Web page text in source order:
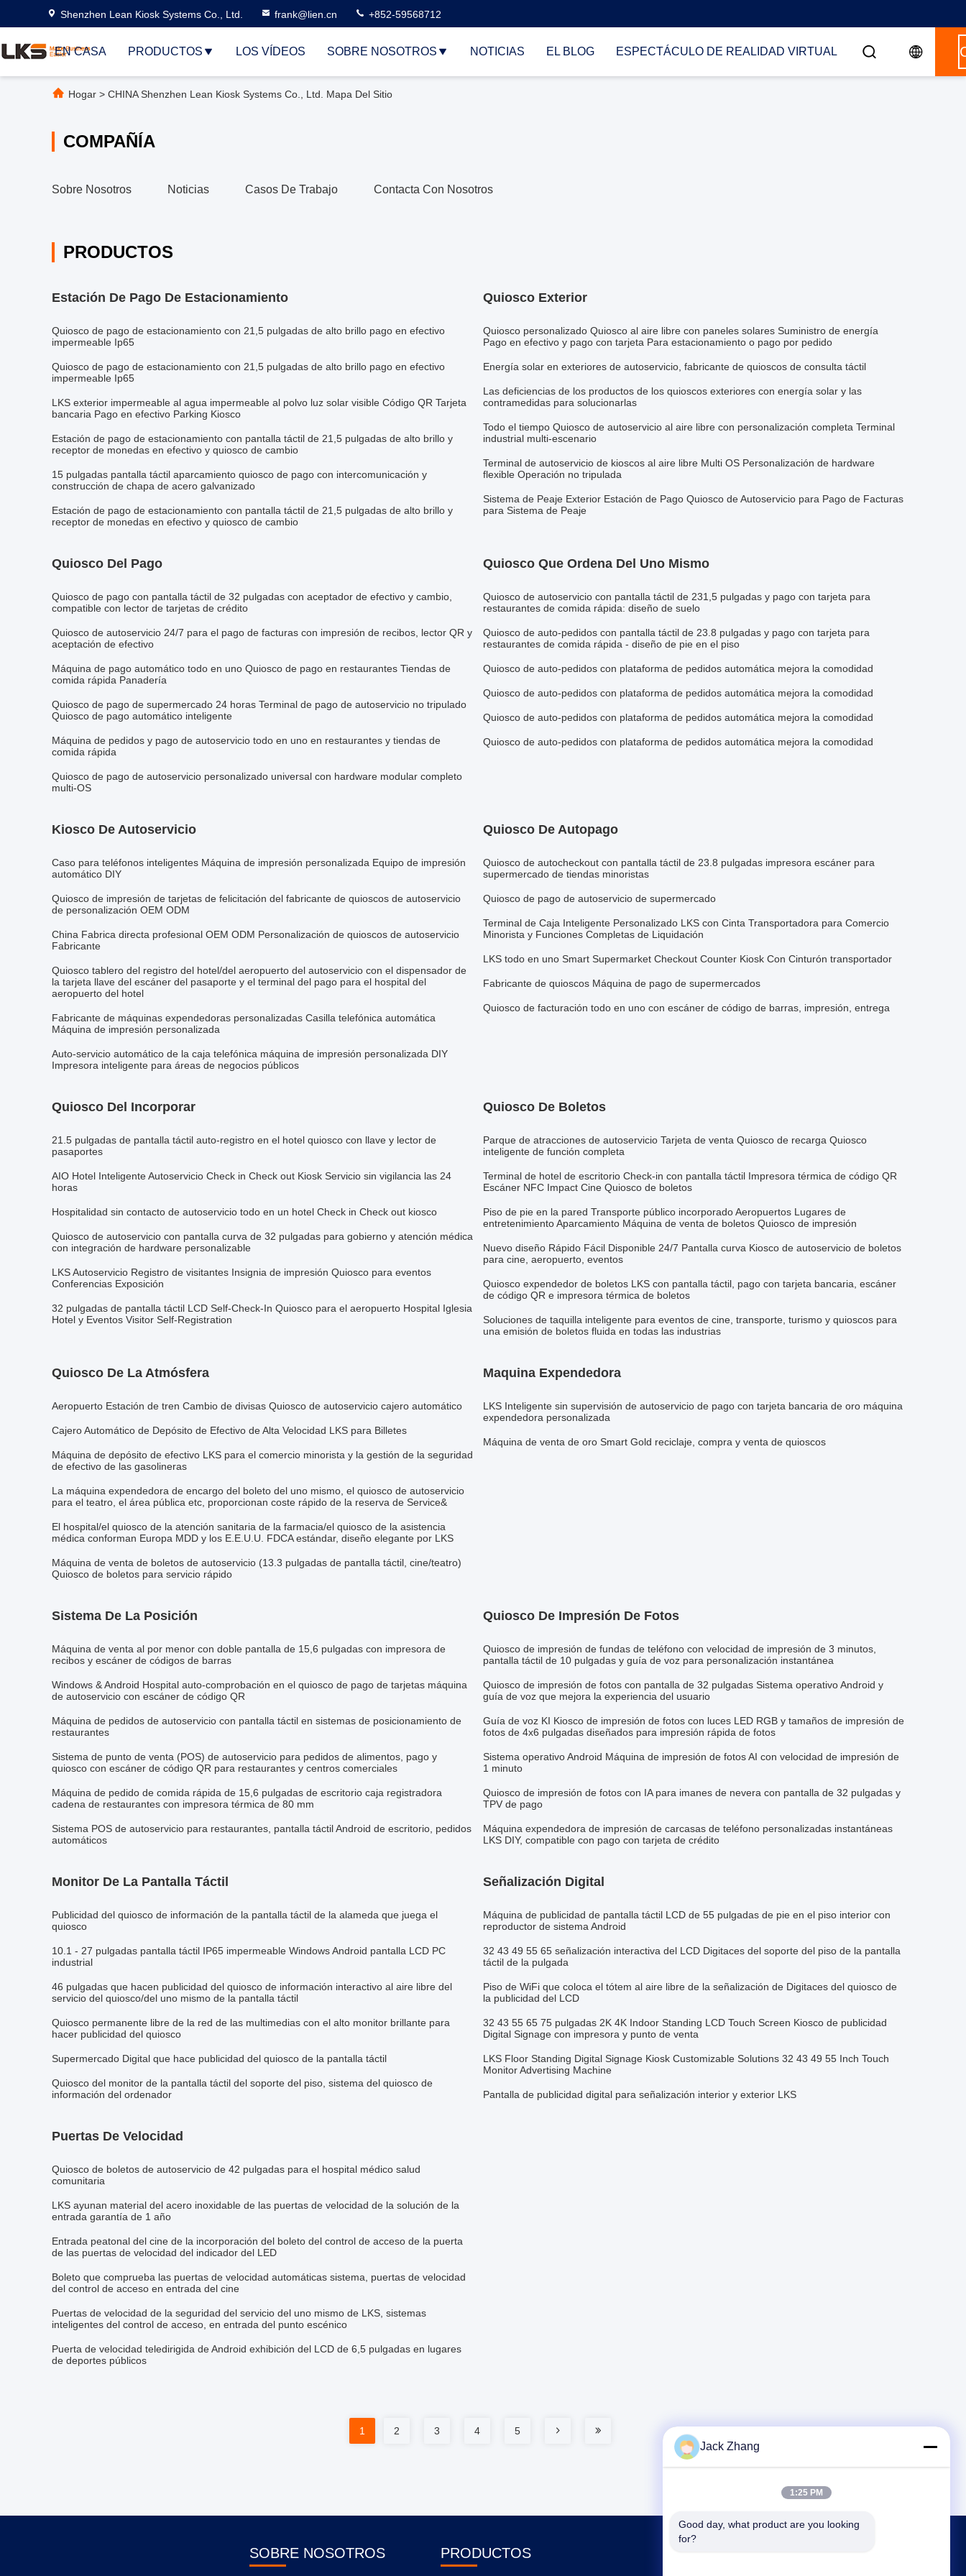
Shenzhen Lean Kiosk Systems Co., Ltd. frank@lien.cn +852-59568712
EN CASA PRODUCTOS LOS VÍDEOS SOBRE NOSOTROS NOTICIAS EL BLOG ESPECTÁCULO DE REALIDAD VIRTUAL
Hogar > CHINA Shenzhen Lean Kiosk Systems Co., Ltd. Mapa Del Sitio
COMPAÑÍA
Sobre Nosotros Noticias Casos De Trabajo Contacta Con Nosotros
PRODUCTOS
Estación De Pago De Estacionamiento
Quiosco de pago de estacionamiento con 21,5 pulgadas de alto brillo pago en efectivo
impermeable Ip65
Quiosco de pago de estacionamiento con 21,5 pulgadas de alto brillo pago en efectivo
impermeable Ip65
LKS exterior impermeable al agua impermeable al polvo luz solar visible Código QR Tarjeta
bancaria Pago en efectivo Parking Kiosco
Estación de pago de estacionamiento con pantalla táctil de 21,5 pulgadas de alto brillo y
receptor de monedas en efectivo y quiosco de cambio
15 pulgadas pantalla táctil aparcamiento quiosco de pago con intercomunicación y
construcción de chapa de acero galvanizado
Estación de pago de estacionamiento con pantalla táctil de 21,5 pulgadas de alto brillo y
receptor de monedas en efectivo y quiosco de cambio
Quiosco Exterior
Quiosco personalizado Quiosco al aire libre con paneles solares Suministro de energía
Pago en efectivo y pago con tarjeta Para estacionamiento o pago por pedido
Energía solar en exteriores de autoservicio, fabricante de quioscos de consulta táctil
Las deficiencias de los productos de los quioscos exteriores con energía solar y las
contramedidas para solucionarlas
Todo el tiempo Quiosco de autoservicio al aire libre con personalización completa Terminal
industrial multi-escenario
Terminal de autoservicio de kioscos al aire libre Multi OS Personalización de hardware
flexible Operación no tripulada
Sistema de Peaje Exterior Estación de Pago Quiosco de Autoservicio para Pago de Facturas
para Sistema de Peaje
Quiosco Del Pago
Quiosco de pago con pantalla táctil de 32 pulgadas con aceptador de efectivo y cambio,
compatible con lector de tarjetas de crédito
Quiosco de autoservicio 24/7 para el pago de facturas con impresión de recibos, lector QR y
aceptación de efectivo
Máquina de pago automático todo en uno Quiosco de pago en restaurantes Tiendas de
comida rápida Panadería
Quiosco de pago de supermercado 24 horas Terminal de pago de autoservicio no tripulado
Quiosco de pago automático inteligente
Máquina de pedidos y pago de autoservicio todo en uno en restaurantes y tiendas de
comida rápida
Quiosco de pago de autoservicio personalizado universal con hardware modular completo
multi-OS
Quiosco Que Ordena Del Uno Mismo
Quiosco de autoservicio con pantalla táctil de 231,5 pulgadas y pago con tarjeta para
restaurantes de comida rápida: diseño de suelo
Quiosco de auto-pedidos con pantalla táctil de 23.8 pulgadas y pago con tarjeta para
restaurantes de comida rápida - diseño de pie en el piso
Quiosco de auto-pedidos con plataforma de pedidos automática mejora la comodidad
Quiosco de auto-pedidos con plataforma de pedidos automática mejora la comodidad
Quiosco de auto-pedidos con plataforma de pedidos automática mejora la comodidad
Quiosco de auto-pedidos con plataforma de pedidos automática mejora la comodidad
Kiosco De Autoservicio
Caso para teléfonos inteligentes Máquina de impresión personalizada Equipo de impresión
automático DIY
Quiosco de impresión de tarjetas de felicitación del fabricante de quioscos de autoservicio
de personalización OEM ODM
China Fabrica directa profesional OEM ODM Personalización de quioscos de autoservicio
Fabricante
Quiosco tablero del registro del hotel/del aeropuerto del autoservicio con el dispensador de
la tarjeta llave del escáner del pasaporte y el terminal del pago para el hospital del
aeropuerto del hotel
Fabricante de máquinas expendedoras personalizadas Casilla telefónica automática
Máquina de impresión personalizada
Auto-servicio automático de la caja telefónica máquina de impresión personalizada DIY
Impresora inteligente para áreas de negocios públicos
Quiosco De Autopago
Quiosco de autocheckout con pantalla táctil de 23.8 pulgadas impresora escáner para
supermercado de tiendas minoristas
Quiosco de pago de autoservicio de supermercado
Terminal de Caja Inteligente Personalizado LKS con Cinta Transportadora para Comercio
Minorista y Funciones Completas de Liquidación
LKS todo en uno Smart Supermarket Checkout Counter Kiosk Con Cinturón transportador
Fabricante de quioscos Máquina de pago de supermercados
Quiosco de facturación todo en uno con escáner de código de barras, impresión, entrega
Quiosco Del Incorporar
21.5 pulgadas de pantalla táctil auto-registro en el hotel quiosco con llave y lector de
pasaportes
AIO Hotel Inteligente Autoservicio Check in Check out Kiosk Servicio sin vigilancia las 24
horas
Hospitalidad sin contacto de autoservicio todo en un hotel Check in Check out kiosco
Quiosco de autoservicio con pantalla curva de 32 pulgadas para gobierno y atención médica
con integración de hardware personalizable
LKS Autoservicio Registro de visitantes Insignia de impresión Quiosco para eventos
Conferencias Exposición
32 pulgadas de pantalla táctil LCD Self-Check-In Quiosco para el aeropuerto Hospital Iglesia
Hotel y Eventos Visitor Self-Registration
Quiosco De Boletos
Parque de atracciones de autoservicio Tarjeta de venta Quiosco de recarga Quiosco
inteligente de función completa
Terminal de hotel de escritorio Check-in con pantalla táctil Impresora térmica de código QR
Escáner NFC Impact Cine Quiosco de boletos
Piso de pie en la pared Transporte público incorporado Aeropuertos Lugares de
entretenimiento Aparcamiento Máquina de venta de boletos Quiosco de impresión
Nuevo diseño Rápido Fácil Disponible 24/7 Pantalla curva Kiosco de autoservicio de boletos
para cine, aeropuerto, eventos
Quiosco expendedor de boletos LKS con pantalla táctil, pago con tarjeta bancaria, escáner
de código QR e impresora térmica de boletos
Soluciones de taquilla inteligente para eventos de cine, transporte, turismo y quioscos para
una emisión de boletos fluida en todas las industrias
Quiosco De La Atmósfera
Aeropuerto Estación de tren Cambio de divisas Quiosco de autoservicio cajero automático
Cajero Automático de Depósito de Efectivo de Alta Velocidad LKS para Billetes
Máquina de depósito de efectivo LKS para el comercio minorista y la gestión de la seguridad
de efectivo de las gasolineras
La máquina expendedora de encargo del boleto del uno mismo, el quiosco de autoservicio
para el teatro, el área pública etc, proporcionan coste rápido de la reserva de Service&
El hospital/el quiosco de la atención sanitaria de la farmacia/el quiosco de la asistencia
médica conforman Europa MDD y los E.E.U.U. FDCA estándar, diseño elegante por LKS
Máquina de venta de boletos de autoservicio (13.3 pulgadas de pantalla táctil, cine/teatro)
Quiosco de boletos para servicio rápido
Maquina Expendedora
LKS Inteligente sin supervisión de autoservicio de pago con tarjeta bancaria de oro máquina
expendedora personalizada
Máquina de venta de oro Smart Gold reciclaje, compra y venta de quioscos
Sistema De La Posición
Máquina de venta al por menor con doble pantalla de 15,6 pulgadas con impresora de
recibos y escáner de códigos de barras
Windows & Android Hospital auto-comprobación en el quiosco de pago de tarjetas máquina
de autoservicio con escáner de código QR
Máquina de pedidos de autoservicio con pantalla táctil en sistemas de posicionamiento de
restaurantes
Sistema de punto de venta (POS) de autoservicio para pedidos de alimentos, pago y
quiosco con escáner de código QR para restaurantes y centros comerciales
Máquina de pedido de comida rápida de 15,6 pulgadas de escritorio caja registradora
cadena de restaurantes con impresora térmica de 80 mm
Sistema POS de autoservicio para restaurantes, pantalla táctil Android de escritorio, pedidos
automáticos
Quiosco De Impresión De Fotos
Quiosco de impresión de fundas de teléfono con velocidad de impresión de 3 minutos,
pantalla táctil de 10 pulgadas y guía de voz para personalización instantánea
Quiosco de impresión de fotos con pantalla de 32 pulgadas Sistema operativo Android y
guía de voz que mejora la experiencia del usuario
Guía de voz KI Kiosco de impresión de fotos con luces LED RGB y tamaños de impresión de
fotos de 4x6 pulgadas diseñados para impresión rápida de fotos
Sistema operativo Android Máquina de impresión de fotos AI con velocidad de impresión de
1 minuto
Quiosco de impresión de fotos con IA para imanes de nevera con pantalla de 32 pulgadas y
TPV de pago
Máquina expendedora de impresión de carcasas de teléfono personalizadas instantáneas
LKS DIY, compatible con pago con tarjeta de crédito
Monitor De La Pantalla Táctil
Publicidad del quiosco de información de la pantalla táctil de la alameda que juega el
quiosco
10.1 - 27 pulgadas pantalla táctil IP65 impermeable Windows Android pantalla LCD PC
industrial
46 pulgadas que hacen publicidad del quiosco de información interactivo al aire libre del
servicio del quiosco/del uno mismo de la pantalla táctil
Quiosco permanente libre de la red de las multimedias con el alto monitor brillante para
hacer publicidad del quiosco
Supermercado Digital que hace publicidad del quiosco de la pantalla táctil
Quiosco del monitor de la pantalla táctil del soporte del piso, sistema del quiosco de
información del ordenador
Señalización Digital
Máquina de publicidad de pantalla táctil LCD de 55 pulgadas de pie en el piso interior con
reproductor de sistema Android
32 43 49 55 65 señalización interactiva del LCD Digitaces del soporte del piso de la pantalla
táctil de la pulgada
Piso de WiFi que coloca el tótem al aire libre de la señalización de Digitaces del quiosco de
la publicidad del LCD
32 43 55 65 75 pulgadas 2K 4K Indoor Standing LCD Touch Screen Kiosco de publicidad
Digital Signage con impresora y punto de venta
LKS Floor Standing Digital Signage Kiosk Customizable Solutions 32 43 49 55 Inch Touch
Monitor Advertising Machine
Pantalla de publicidad digital para señalización interior y exterior LKS
Puertas De Velocidad
Quiosco de boletos de autoservicio de 42 pulgadas para el hospital médico salud
comunitaria
LKS ayunan material del acero inoxidable de las puertas de velocidad de la solución de la
entrada garantía de 1 año
Entrada peatonal del cine de la incorporación del boleto del control de acceso de la puerta
de las puertas de velocidad del indicador del LED
Boleto que comprueba las puertas de velocidad automáticas sistema, puertas de velocidad
del control de acceso en entrada del cine
Puertas de velocidad de la seguridad del servicio del uno mismo de LKS, sistemas
inteligentes del control de acceso, en entrada del punto escénico
Puerta de velocidad teledirigida de Android exhibición del LCD de 6,5 pulgadas en lugares
de deportes públicos
1 2 3 4 5
SOBRE NOSOTROS PRODUCTOS
Jack Zhang
1:25 PM
Good day, what product are you looking
for?